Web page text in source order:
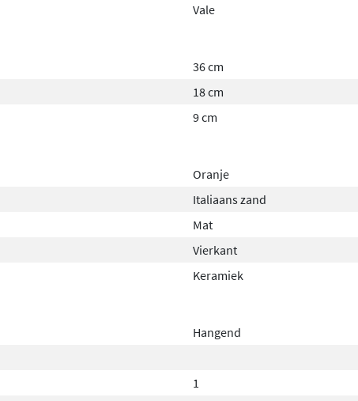
Vale
36 cm
18 cm
9 cm
Oranje
Italiaans zand
Mat
Vierkant
Keramiek
Hangend
1